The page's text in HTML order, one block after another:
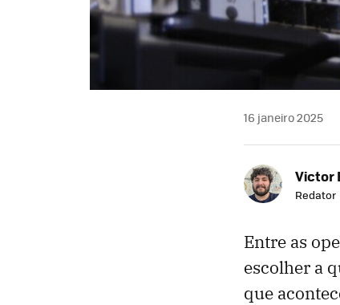
16 janeiro 2025
Victor
Redator
Entre as
escolher a
que